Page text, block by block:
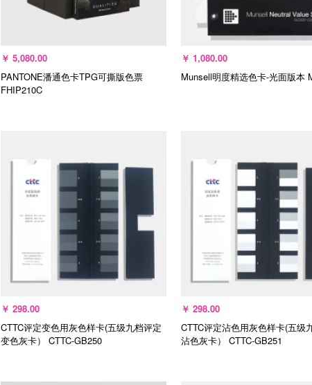
￥ 5,080.00
PANTONE潘通色卡TPG可撕版色票
FHIP210C
加入购物车
￥ 1,080.00
Munsell明度精选色卡-光面版本
选择规格
￥ 298.00
CTTC评定变色用灰色样卡(五级九档评定
变色灰卡）
CTTC-GB250
￥ 298.00
CTTC评定沾色用灰色样卡(五级
沾色灰卡）
CTTC-GB251